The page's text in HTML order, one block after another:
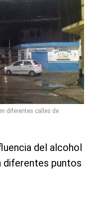
diferentes calles de
del alcohol
diferentes puntos